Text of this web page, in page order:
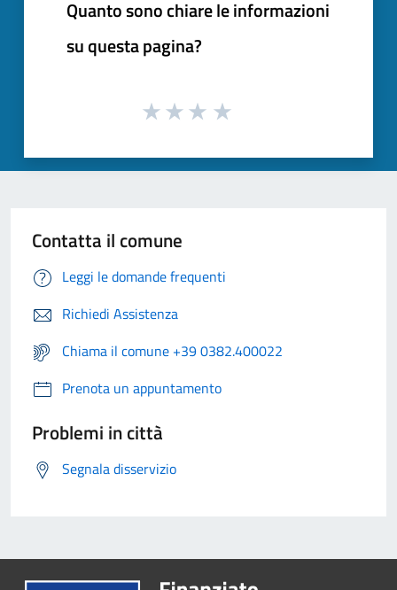
Quanto sono chiare le informazioni
su questa pagina?
Contatta il comune
Leggi le domande frequenti
Richiedi Assistenza
Chiama il comune +39 0382.400022
Prenota un appuntamento
Problemi in città
Segnala disservizio